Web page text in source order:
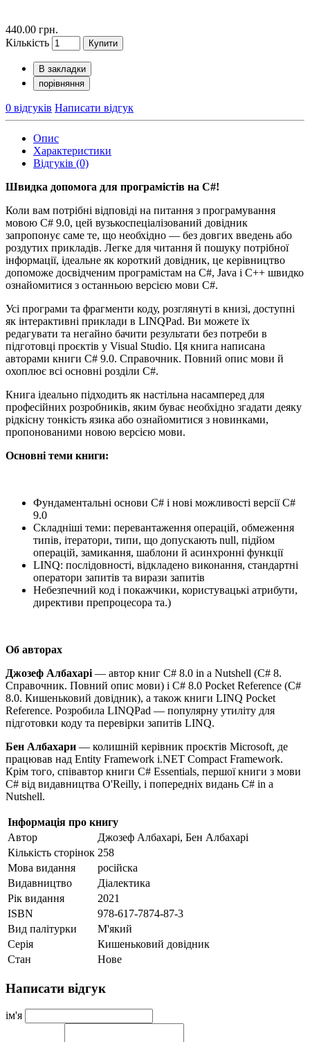
440.00 грн.
Кількість
Купити
В закладки
порівняння
0 відгуків Написати відгук
Опис
Характеристики
Відгуків (0)
Швидка допомога для програмістів на C#!
Коли вам потрібні відповіді на питання з програмування
мовою C# 9.0, цей вузькоспеціалізований довідник
запропонує саме те, що необхідно — без довгих введень або
роздутих прикладів. Легке для читання й пошуку потрібної
інформації, ідеальне як короткий довідник, це керівництво
допоможе досвідченим програмістам на C#, Java і C++ швидко
ознайомитися з останньою версією мови C#.
Усі програми та фрагменти коду, розглянуті в книзі, доступні
як інтерактивні приклади в LINQPad. Ви можете їх
редагувати та негайно бачити результати без потреби в
підготовці проєктів у Visual Studio. Ця книга написана
авторами книги C# 9.0. Справочник. Повний опис мови й
охоплює всі основні розділи C#.
Книга ідеально підходить як настільна насамперед для
професійних розробників, яким буває необхідно згадати деяку
рідкісну тонкість язика або ознайомитися з новинками,
пропонованими новою версією мови.
Основні теми книги:
Фундаментальні основи C# і нові можливості версії C#
9.0
Складніші теми: перевантаження операцій, обмеження
типів, ітератори, типи, що допускають null, підйом
операцій, замикання, шаблони й асинхронні функції
LINQ: послідовності, відкладено виконання, стандартні
оператори запитів та вирази запитів
Небезпечний код і покажчики, користувацькі атрибути,
директиви препроцесора та.)
Об авторах
Джозеф Албахарі — автор книг C# 8.0 in a Nutshell (C# 8.
Справочник. Повний опис мови) і C# 8.0 Pocket Reference (C#
8.0. Кишеньковий довідник), а також книги LINQ Pocket
Reference. Розробила LINQPad — популярну утиліту для
підготовки коду та перевірки запитів LINQ.
Бен Албахари — колишній керівник проєктів Microsoft, де
працював над Entity Framework і.NET Compact Framework.
Крім того, співавтор книги C# Essentials, першої книги з мови
C# від видавництва O'Reilly, і попередніх видань C# in a
Nutshell.
Інформація про книгу
Автор
Джозеф Албахарі, Бен Албахарі
Кількість сторінок 258
Мова видання
російска
Видавництво
Діалектика
Рік видання
2021
ISBN
978-617-7874-87-3
Вид палітурки
М'який
Серія
Кишеньковий довідник
Стан
Нове
Написати відгук
ім'я